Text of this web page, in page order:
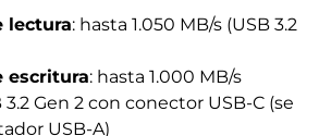
lectura: hasta 1.050 MB/s (USB 3.2
escritura: hasta 1.000 MB/s
3.2 Gen 2 con conector USB-C (se
USB-A)